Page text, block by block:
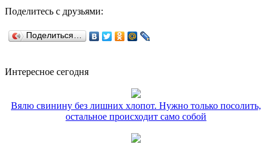
Поделитесь с друзьями:
Поделиться…
Интересное сегодня
Вялю свинину без лишних хлопот. Нужно только посолить,
остальное происходит само собой